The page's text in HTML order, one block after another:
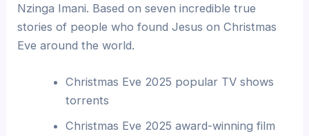
Nzinga Imani. Based on seven incredible true
stories of people who found Jesus on Christmas
Eve around the world.
Christmas Eve 2025 popular TV shows
torrents
Christmas Eve 2025 award-winning film